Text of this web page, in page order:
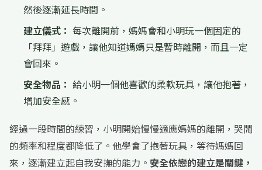
然後逐漸延長時間。
建立儀式： 每次離開前，媽媽會和小明玩一個固定的
「拜拜」遊戲，讓他知道媽媽只是暫時離開，而且一定
會回來。
安全物品： 給小明一個他喜歡的柔軟玩具，讓他抱著，
增加安全感。
經過一段時間的練習，小明開始慢慢適應媽媽的離開，哭鬧
的頻率和程度都降低了。他學會了抱著玩具，等待媽媽回
來，逐漸建立起自我安撫的能力。 安全依戀的建立是關鍵，